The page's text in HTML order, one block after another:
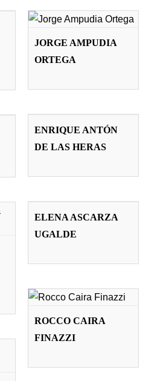
AMPUDIA
ORTEGA
Profesorado
JORGE AMPUDIA
ORTEGA
HERAS
ENRIQUE ANTÓN
DE LAS HERAS
UGALDE
ELENA ASCARZA
UGALDE
FINAZZI
Profesorado
ROCCO CAIRA
FINAZZI